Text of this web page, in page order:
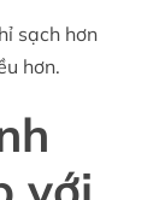
sạch hơn
hơn.